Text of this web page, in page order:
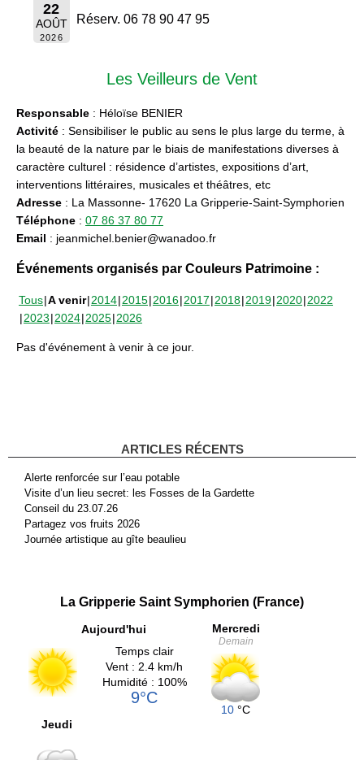
22
AOÛT
2026
Réserv. 06 78 90 47 95
Les Veilleurs de Vent
Responsable : Héloïse BENIER
Activité : Sensibiliser le public au sens le plus large du terme, à
la beauté de la nature par le biais de manifestations diverses à
caractère culturel : résidence d’artistes, expositions d’art,
interventions littéraires, musicales et théâtres, etc
Adresse : La Massonne- 17620 La Gripperie-Saint-Symphorien
Téléphone : 07 86 37 80 77
Email : jeanmichel.benier@wanadoo.fr
Événements organisés par Couleurs Patrimoine :
Tous A venir 2014 2015 2016 2017 2018 2019 2020 2022
2023 2024 2025 2026
Pas d'événement à venir à ce jour.
ARTICLES RÉCENTS
Alerte renforcée sur l’eau potable
Visite d’un lieu secret: les Fosses de la Gardette
Conseil du 23.07.26
Partagez vos fruits 2026
Journée artistique au gîte beaulieu
La Gripperie Saint Symphorien (France)
Aujourd'hui
Temps clair
Vent : 2.4 km/h
Humidité : 100%
9°C
Mercredi
Demain
10 °C
Jeudi